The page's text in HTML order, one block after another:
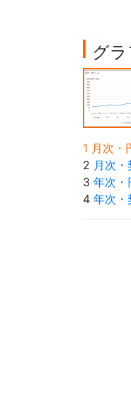
グ
1 月次
2 月次・
3 年次・
4 年次・